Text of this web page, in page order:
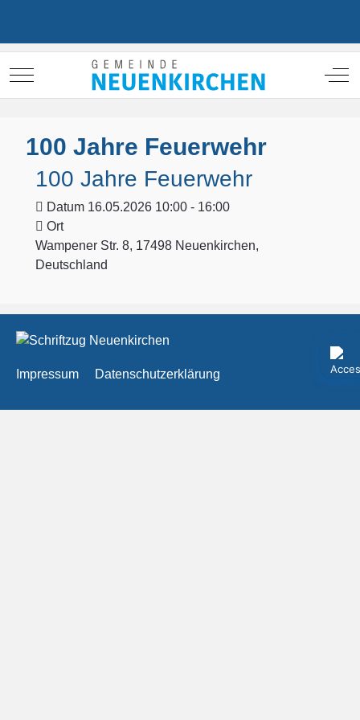
Mobile Menu Toggle Off-
100 Jahre Feuerwehr
100 Jahre Feuerwehr
Datum 16.05.2026 10:00 - 16:00
Ort
Wampener Str. 8, 17498 Neuenkirchen,
Deutschland
Impressum Datenschutzerklärung